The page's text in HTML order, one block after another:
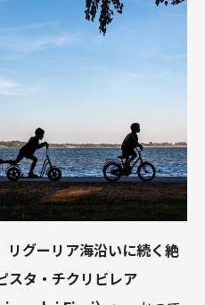
リグーリア海沿いに続く絶
スタ・チクリビレア